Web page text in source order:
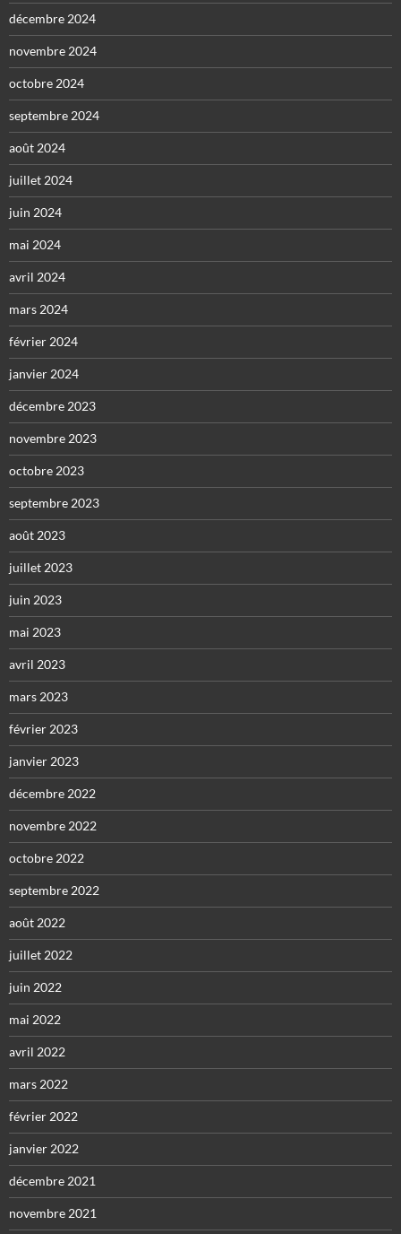
décembre 2024
novembre 2024
octobre 2024
septembre 2024
août 2024
juillet 2024
juin 2024
mai 2024
avril 2024
mars 2024
février 2024
janvier 2024
décembre 2023
novembre 2023
octobre 2023
septembre 2023
août 2023
juillet 2023
juin 2023
mai 2023
avril 2023
mars 2023
février 2023
janvier 2023
décembre 2022
novembre 2022
octobre 2022
septembre 2022
août 2022
juillet 2022
juin 2022
mai 2022
avril 2022
mars 2022
février 2022
janvier 2022
décembre 2021
novembre 2021